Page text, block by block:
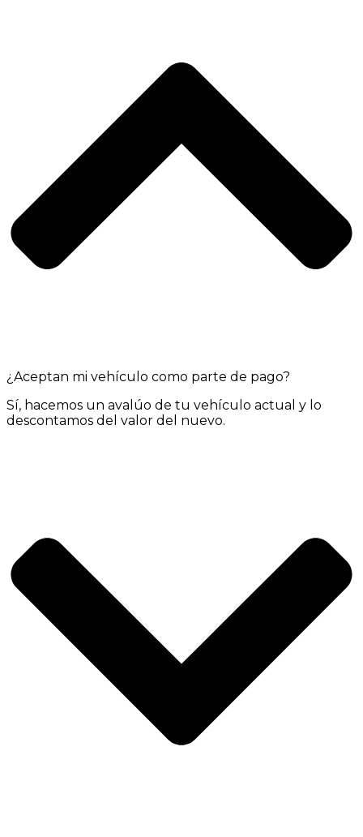
¿Aceptan mi vehículo como parte de pago?
Sí, hacemos un avalúo de tu vehículo actual y lo
descontamos del valor del nuevo.